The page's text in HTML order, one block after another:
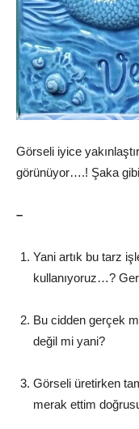
Görseli iyice
görünüyor….! Şaka
–
Yani artık bu tarz
kullanıyoruz…?
Bu cidden gerçek
değil mi yani?
Görseli üretirken
merak ettim